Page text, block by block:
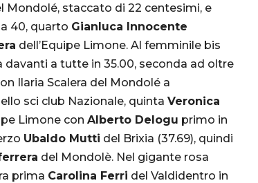
Mondolé, staccato di 22 centesimi, e
40, quarto Gianluca Innocente
dell’Equipe Limone. Al femminile bis
davanti a tutte in 35.00, seconda ad oltre
Ilaria Scalera del Mondolé a
sci club Nazionale, quinta Veronica
Limone con Alberto Delogu primo in
Ubaldo Mutti del Brixia (37.69), quindi
del Mondolè. Nel gigante rosa
prima Carolina Ferri del Valdidentro in